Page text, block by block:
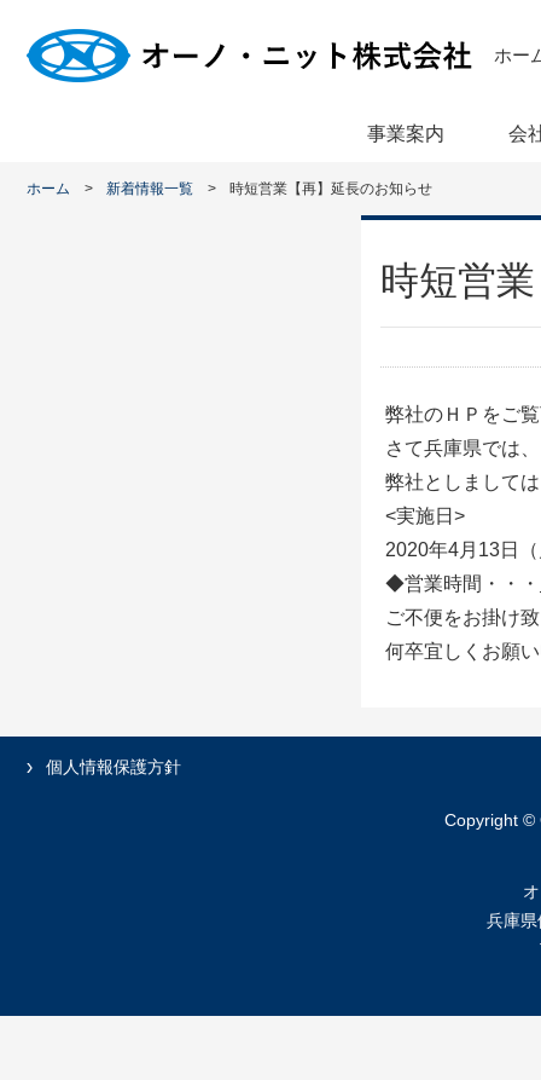
事業案内 会
ホー
ホーム 新着情報一覧 時短営業【再】延長のお知らせ
時短営
弊社のＨＰをご
さて兵庫県では
弊社としまして
<実施日>
2020年4月13日
◆営業時間・・・
ご不便をお掛け
何卒宜しくお願
個人情報保護方針
Copyright ©
兵庫